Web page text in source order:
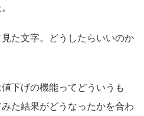
見た文字。どうしたらいいのか
下げの機能ってどういうも
た結果がどうなったかを合わ